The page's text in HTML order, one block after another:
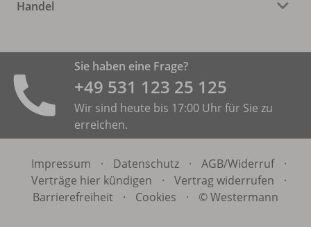
Handel
Sie haben eine Frage?
+49 531 ­123 25 125
Wir sind heute bis 17:00 Uhr für Sie zu
erreichen.
Impressum · Datenschutz · AGB/Widerruf
·
Verträge hier kündigen
· Vertrag widerrufen
·
Barrierefreiheit
· Cookies · © Westermann